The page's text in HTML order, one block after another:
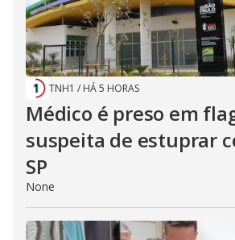
TNH1 / HÁ 5 HORAS
Médico é preso em
suspeita de estuprar
SP
None